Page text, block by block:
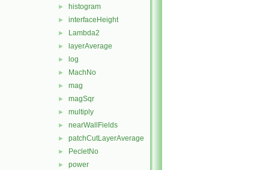
► histogram
► interfaceHeight
► Lambda2
► layerAverage
► log
► MachNo
► mag
► magSqr
► multiply
► nearWallFields
► patchCutLayerAverage
► PecletNo
► power